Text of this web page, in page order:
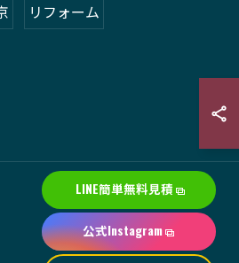
リフォーム
LINE簡単無料見積
公式Instagram